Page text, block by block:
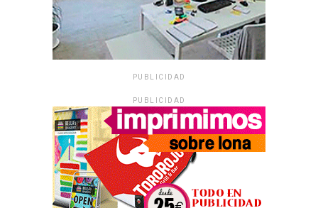
PUBLICIDAD
PUBLICIDAD